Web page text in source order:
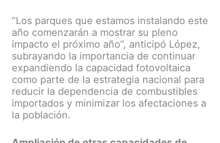
“Los parques que estamos instalando este
año comenzarán a mostrar su pleno
impacto el próximo año”, anticipó López,
subrayando la importancia de continuar
expandiendo la capacidad fotovoltaica
como parte de la estrategia nacional para
reducir la dependencia de combustibles
importados y minimizar los afectaciones a
la población.